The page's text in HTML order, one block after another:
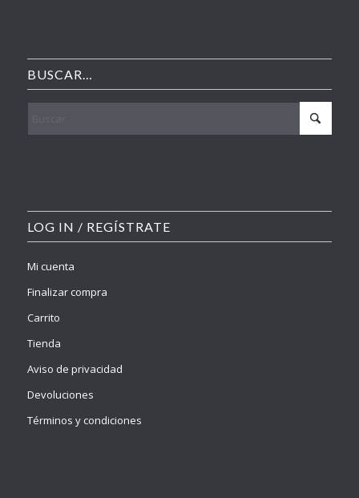
BUSCAR…
LOG IN / REGÍSTRATE
Mi cuenta
Finalizar compra
Carrito
Tienda
Aviso de privacidad
Devoluciones
Términos y condiciones